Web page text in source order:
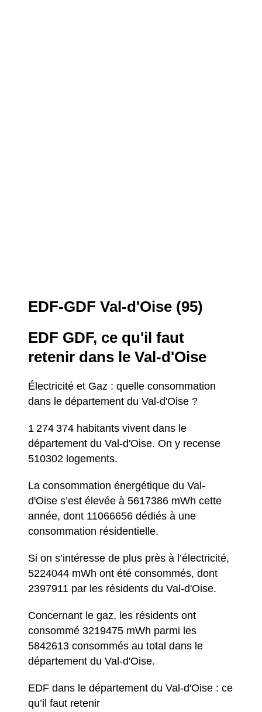
EDF-GDF Val-d'Oise (95)
EDF GDF, ce qu'il faut
retenir dans le Val-d'Oise
Électricité et Gaz : quelle consommation
dans le département du Val-d'Oise ?
1 274 374 habitants vivent dans le
département du Val-d'Oise. On y recense
510302 logements.
La consommation énergétique du Val-
d'Oise s’est élevée à 5617386 mWh cette
année, dont 11066656 dédiés à une
consommation résidentielle.
Si on s’intéresse de plus près à l’électricité,
5224044 mWh ont été consommés, dont
2397911 par les résidents du Val-d'Oise.
Concernant le gaz, les résidents ont
consommé 3219475 mWh parmi les
5842613 consommés au total dans le
département du Val-d'Oise.
EDF dans le département du Val-d'Oise : ce
qu’il faut retenir